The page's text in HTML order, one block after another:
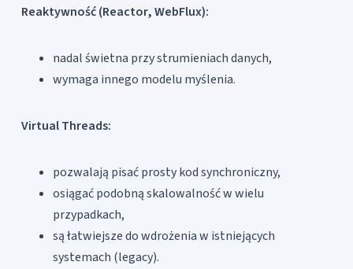
Reaktywność (Reactor, WebFlux):
nadal świetna przy strumieniach danych,
wymaga innego modelu myślenia.
Virtual Threads:
pozwalają pisać prosty kod synchroniczny,
osiągać podobną skalowalność w wielu
przypadkach,
są łatwiejsze do wdrożenia w istniejących
systemach (legacy).